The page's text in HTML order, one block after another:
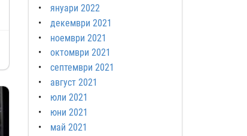
януари 2022
декември 2021
ноември 2021
октомври 2021
септември 2021
август 2021
юли 2021
юни 2021
май 2021